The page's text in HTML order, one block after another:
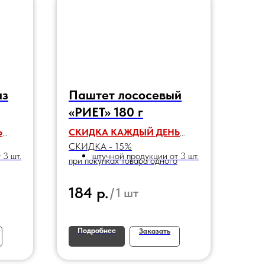
3 шт.
Паштет лососевый
«РИЕТ» 180 г
СКИДКА КАЖДЫЙ ДЕНЬ
СКИДКА - 15%
при покупках товара одного
штучной продукции от 3 шт.
184 р. /1 шт
Подробнее Заказать